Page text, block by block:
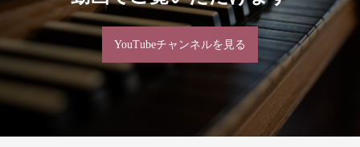
YouTubeチャンネルを見る